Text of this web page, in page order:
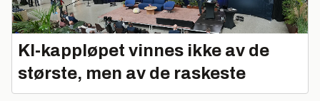
KI‑kappløpet vinnes ikke av de
største, men av de raskeste